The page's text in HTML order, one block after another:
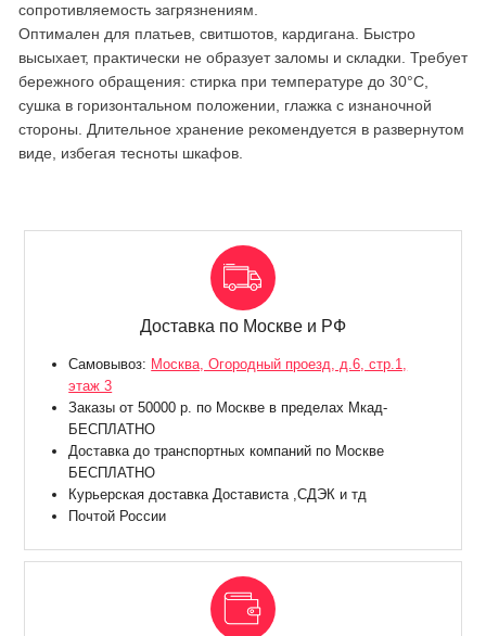
сопротивляемость загрязнениям.
Оптимален для платьев, свитшотов, кардигана. Быстро
высыхает, практически не образует заломы и складки. Требует
бережного обращения: стирка при температуре до 30°C,
сушка в горизонтальном положении, глажка с изнаночной
стороны. Длительное хранение рекомендуется в развернутом
виде, избегая тесноты шкафов.
Доставка по Москве и РФ
Самовывоз: Москва, Огородный проезд, д.6, стр.1,
этаж 3
Заказы от 50000 р. по Москве в пределах Мкад-
БЕСПЛАТНО
Доставка до транспортных компаний по Москве
БЕСПЛАТНО
Курьерская доставка Достависта ,СДЭК и тд
Почтой России